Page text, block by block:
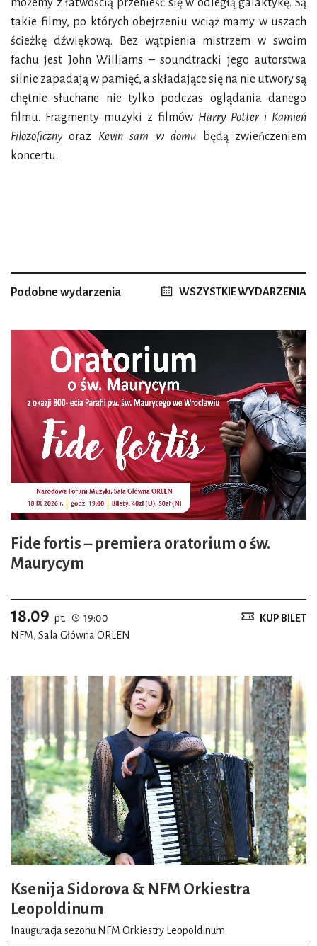
możemy z łatwością przenieść się w odległą galaktykę. Są
takie filmy, po których obejrzeniu wciąż mamy w uszach
ścieżkę dźwiękową. Bez wątpienia mistrzem w swoim
fachu jest John Williams – soundtracki jego autorstwa
silnie zapadają w pamięć, a składające się na nie utwory są
chętnie słuchane nie tylko podczas oglądania danego
filmu. Fragmenty muzyki z filmów Harry Potter i Kamień
Filozoficznyoraz Kevin sam w domu będą zwieńczeniem
koncertu.
Podobne wydarzenia WSZYSTKIE WYDARZENIA
Fide fortis – premiera oratorium o św.
Maurycym
18.09 pt.
19:00
NFM, Sala Główna ORLEN
KUP BILET
Ksenija Sidorova & NFM Orkiestra
Leopoldinum
Inauguracja sezonu NFM Orkiestry Leopoldinum